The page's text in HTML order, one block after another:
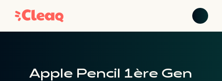
Apple Pencil 1ère Gen